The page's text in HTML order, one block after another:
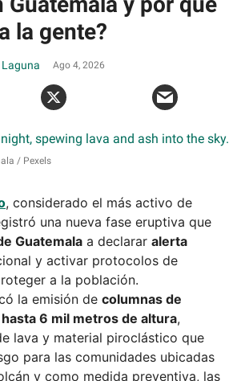
la gente?
Ago 4, 2026
Pexels
, considerado el más activo de
una nueva fase eruptiva que
Guatemala a declarar alerta
y activar protocolos de
a la población.
la emisión de columnas de
6 mil metros de altura,
lava y material piroclástico que
para las comunidades ubicadas
y como medida preventiva, las